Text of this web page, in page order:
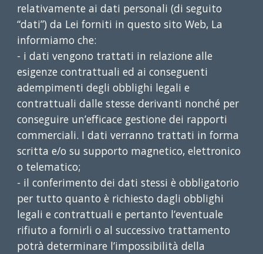
relativamente ai dati personali (di seguito
“dati”) da Lei forniti in questo sito Web, La
informiamo che:
- i dati vengono trattati in relazione alle
esigenze contrattuali ed ai conseguenti
adempimenti degli obblighi legali e
contrattuali dalle stesse derivanti nonché per
conseguire un’efficace gestione dei rapporti
commerciali. I dati verranno trattati in forma
scritta e/o su supporto magnetico, elettronico
o telematico;
- il conferimento dei dati stessi è obbligatorio
per tutto quanto è richiesto dagli obblighi
legali e contrattuali e pertanto l’eventuale
rifiuto a fornirli o al successivo trattamento
potrà determinare l’impossibilità della